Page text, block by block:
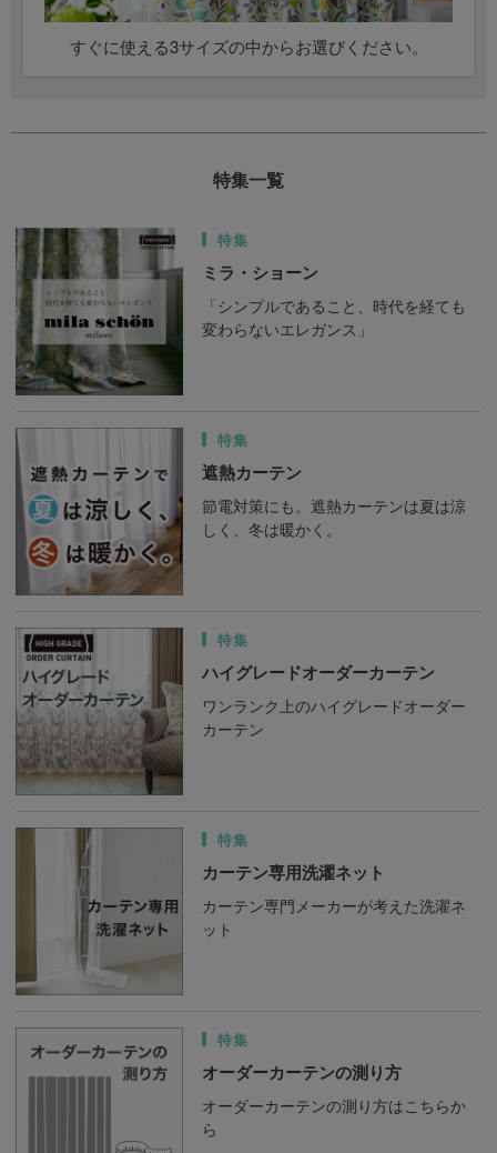
すぐに使える3サイズの中からお選びください。
特集一覧
特集
ミラ・ショーン
「シンプルであること、時代を経ても
変わらないエレガンス」
特集
遮熱カーテン
節電対策にも。遮熱カーテンは夏は涼
しく、冬は暖かく。
特集
ハイグレードオーダーカーテン
ワンランク上のハイグレードオーダー
カーテン
特集
カーテン専用洗濯ネット
カーテン専門メーカーが考えた洗濯ネ
ット
特集
オーダーカーテンの測り方
オーダーカーテンの測り方はこちらか
ら